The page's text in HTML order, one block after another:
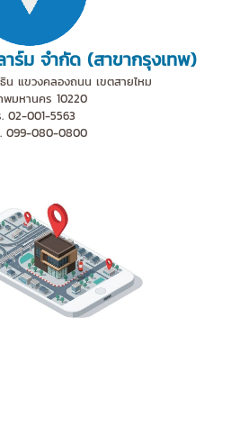
ร์ม จำกัด (สาขากรุงเทพ)
แขวงคลองถนน เขตสายไหม
พมหานคร 10220
. 02-001-5563
099-080-0800